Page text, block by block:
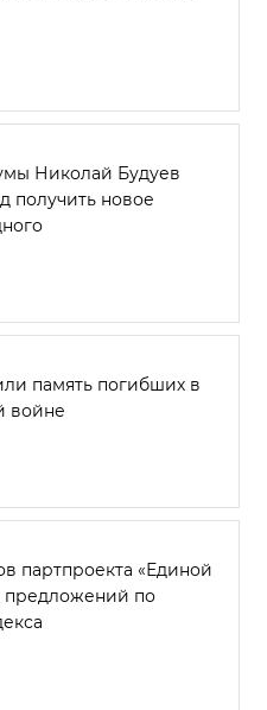
Николай Будуев
получить новое
память погибших в
войне
партпроекта «Единой
предложений по